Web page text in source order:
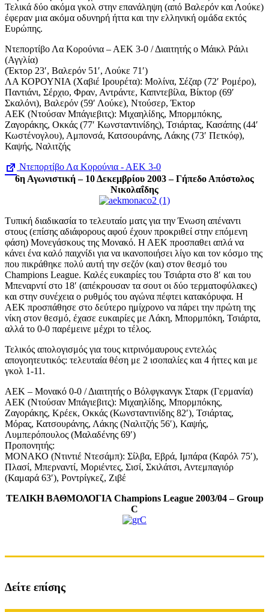
Τελικά δύο ακόμα γκολ στην επανάληψη (από Βαλερόν και Λούκε)
έφεραν μια ακόμα οδυνηρή ήττα και την ελληνική ομάδα εκτός
Ευρώπης.
Ντεπορτίβο Λα Κορούνια – ΑΕΚ 3-0 / Διαιτητής ο Μάικλ Ράιλι
(Αγγλία)
(Έκτορ 23′, Βαλερόν 51′, Λούκε 71′)
ΛΑ ΚΟΡΟΥΝΙΑ (Χαβιέ Ιρουρέτα): Μολίνα, Σέζαρ (72′ Ρομέρο),
Παντιάνι, Σέρχιο, Φραν, Αντράντε, Καπντεβίλα, Βίκτορ (69′
Σκαλόνι), Βαλερόν (59′ Λούκε), Ντούσερ, Έκτορ
ΑΕΚ (Ντούσαν Μπάγιεβιτς): Μιχαηλίδης, Μπορμπόκης,
Ζαγοράκης, Οκκάς (77′ Κωνσταντινίδης), Τσιάρτας, Κασάπης (44′
Κωστένογλου), Αμπονσά, Κατσουράνης, Λάκης (73′ Πετκόφ),
Καψής, Ναλιτζής
Ντεπορτίβο Λα Κορούνια - ΑΕΚ 3-0
6η Αγωνιστική – 10 Δεκεμβρίου 2003 – Γήπεδο Απόστολος
Νικολαΐδης
Τυπική διαδικασία το τελευταίο ματς για την Ένωση απέναντι
στους (επίσης αδιάφορους αφού έχουν προκριθεί στην επόμενη
φάση) Μονεγάσκους της Μονακό. Η ΑΕΚ προσπαθει απλά να
κάνει ένα καλό παιχνίδι για να ικανοποιήσει λίγο και τον κόσμο της
που πικράθηκε πολύ αυτή την σεζόν (και) στον θεσμό του
Champions League. Καλές ευκαιρίες του Τσιάρτα στο 8′ και του
Μπεναρντί στο 18′ (απέκρουσαν τα σουτ οι δύο τερματοφύλακες)
και στην συνέχεια ο ρυθμός του αγώνα πέφτει κατακόρυφα. Η
ΑΕΚ προσπάθησε στο δεύτερο ημίχρονο να πάρει την πρώτη της
νίκη στον θεσμό, έχασε ευκαιρίες με Λάκη, Μπορμπόκη, Τσιάρτα,
αλλά το 0-0 παρέμεινε μέχρι το τέλος.
Τελικός απολογισμός για τους κιτρινόμαυρους εντελώς
απογοητευτικός: τελευταία θέση με 2 ισοπαλίες και 4 ήττες και με
γκολ 1-11.
ΑΕΚ – Μονακό 0-0 / Διαιτητής ο Βόλφγκανγκ Σταρκ (Γερμανία)
ΑΕΚ (Ντούσαν Μπάγιεβιτς): Μιχαηλίδης, Μπορμπόκης,
Ζαγοράκης, Κρέεκ, Οκκάς (Κωνσταντινίδης 82′), Τσιάρτας,
Μόρας, Κατσουράνης, Λάκης (Ναλιτζής 56′), Καψής,
Λυμπερόπουλος (Μαλαδένης 69′)
Προπονητής:
ΜΟΝΑΚΟ (Ντιντιέ Ντεσάμπ): Σίλβα, Εβρά, Ιμπάρα (Καρόλ 75′),
Πλασί, Μπερναντί, Μοριέντες, Σισί, Σκιλάτσι, Αντεμπαγιόρ
(Καμαρά 63′), Ροντρίγκεζ, Ζιβέ
ΤΕΛΙΚΗ ΒΑΘΜΟΛΟΓΙΑ Champions League 2003/04 – Group
C
Δείτε επίσης